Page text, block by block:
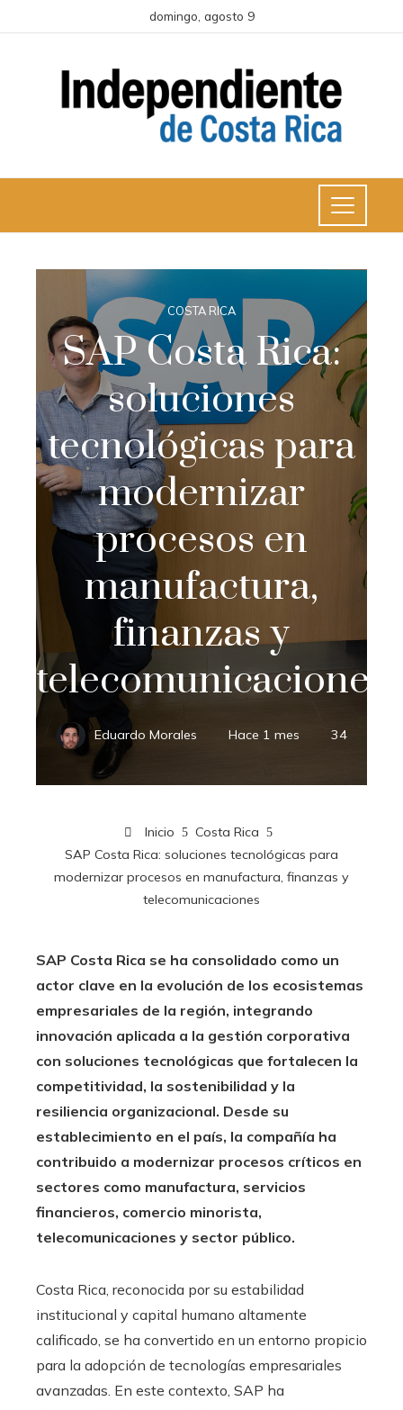
domingo, agosto 9
COSTA RICA
SAP Costa Rica:
soluciones
tecnológicas para
modernizar
procesos en
manufactura,
finanzas y
telecomunicaciones
Eduardo Morales Hace 1 mes 34
Inicio
Costa Rica
SAP Costa Rica: soluciones tecnológicas para
modernizar procesos en manufactura, finanzas y
telecomunicaciones
SAP Costa Rica se ha consolidado como un
actor clave en la evolución de los ecosistemas
empresariales de la región, integrando
innovación aplicada a la gestión corporativa
con soluciones tecnológicas que fortalecen la
competitividad, la sostenibilidad y la
resiliencia organizacional. Desde su
establecimiento en el país, la compañía ha
contribuido a modernizar procesos críticos en
sectores como manufactura, servicios
financieros, comercio minorista,
telecomunicaciones y sector público.
Costa Rica, reconocida por su estabilidad
institucional y capital humano altamente
calificado, se ha convertido en un entorno propicio
para la adopción de tecnologías empresariales
avanzadas. En este contexto, SAP ha